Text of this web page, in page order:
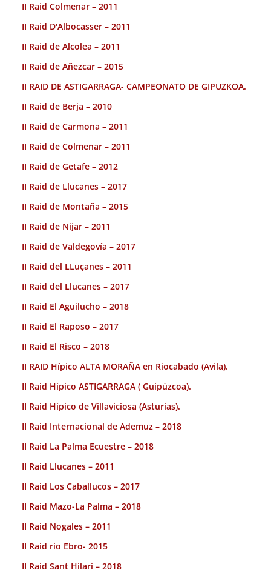
II Raid Colmenar – 2011
II Raid D'Albocasser – 2011
II Raid de Alcolea – 2011
II Raid de Añezcar – 2015
II RAID DE ASTIGARRAGA- CAMPEONATO DE GIPUZKOA.
II Raid de Berja – 2010
II Raid de Carmona – 2011
II Raid de Colmenar – 2011
II Raid de Getafe – 2012
II Raid de Llucanes – 2017
II Raid de Montaña – 2015
II Raid de Nijar – 2011
II Raid de Valdegovía – 2017
II Raid del LLuçanes – 2011
II Raid del Llucanes – 2017
II Raid El Aguilucho – 2018
II Raid El Raposo – 2017
II Raid El Risco – 2018
II RAID Hípico ALTA MORAÑA en Riocabado (Avila).
II Raid Hípico ASTIGARRAGA ( Guipúzcoa).
II Raid Hípico de Villaviciosa (Asturias).
II Raid Internacional de Ademuz – 2018
II Raid La Palma Ecuestre – 2018
II Raid Llucanes – 2011
II Raid Los Caballucos – 2017
II Raid Mazo-La Palma – 2018
II Raid Nogales – 2011
II Raid rio Ebro- 2015
II Raid Sant Hilari – 2018